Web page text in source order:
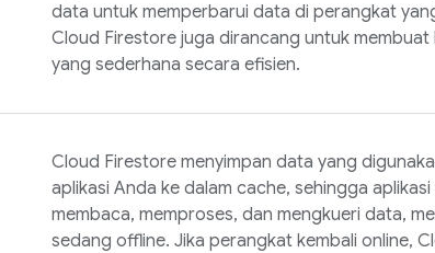
data untuk memperbarui data di perangkat
Cloud Firestore juga dirancang untuk membuat
yang sederhana secara efisien.
Cloud Firestore menyimpan data yang
aplikasi Anda ke dalam cache, sehingga
membaca, memproses, dan mengkueri data,
sedang offline. Jika perangkat kembali online,